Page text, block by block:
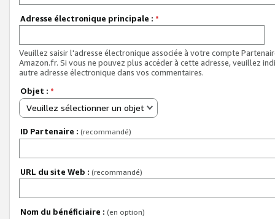
Adresse électronique principale : *
Veuillez saisir l'adresse électronique associée à votre compte
Amazon.fr. Si vous ne pouvez plus accéder à cette adresse, veuillez
autre adresse électronique dans vos commentaires.
Objet : *
Veuillez sélectionner un objet
ID Partenaire : (recommandé)
URL du site Web : (recommandé)
Nom du bénéficiaire : (en option)